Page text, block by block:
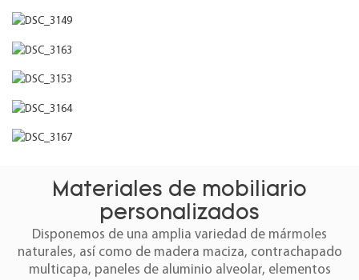
Materiales de mobiliario
personalizados
Disponemos de una amplia variedad de mármoles
naturales, así como de madera maciza, contrachapado
multicapa, paneles de aluminio alveolar, elementos